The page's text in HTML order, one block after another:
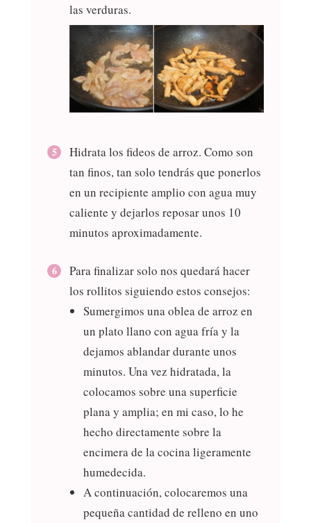
las verduras.
Hidrata los fideos de arroz. Como son
tan finos, tan solo tendrás que ponerlos
en un recipiente amplio con agua muy
caliente y dejarlos reposar unos 10
minutos aproximadamente.
Para finalizar solo nos quedará hacer
los rollitos siguiendo estos consejos:
Sumergimos una oblea de arroz en
un plato llano con agua fría y la
dejamos ablandar durante unos
minutos. Una vez hidratada, la
colocamos sobre una superficie
plana y amplia; en mi caso, lo he
hecho directamente sobre la
encimera de la cocina ligeramente
humedecida.
A continuación, colocaremos una
pequeña cantidad de relleno en uno